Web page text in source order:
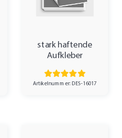
stark haftende
Aufkleber
Artikelnummer: DES-16017